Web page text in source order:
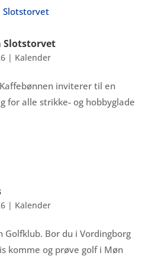
Slotstorvet
| Kalender
inviterer til en
for alle strikke- og hobbyglade
| Kalender
Bor du i Vordingborg
komme og prøve golf i Møn